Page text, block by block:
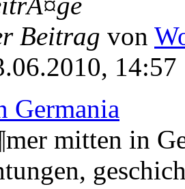
Beitrag von
14:57
Germania
mitten in